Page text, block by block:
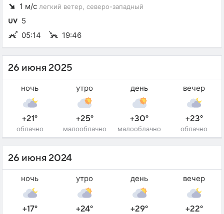
1 м/с легкий ветер , северо-западный
5
05:14
19:46
26 июня 2025
ночь
+21°
облачно
утро
+25°
малооблачно
день
+30°
малооблачно
вечер
+23°
облачно
26 июня 2024
ночь
+17°
утро
+24°
день
+29°
вечер
+22°